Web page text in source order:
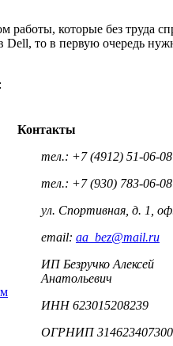
которые без труда
то в первую очередь
Контакты
тел.: +7 (4912) 51-06-08
тел.: +7 (930) 783-06-08
ул. Спортивная, д. 1,
email: aa_bez@mail.ru
ИП Безручко Алексей
Анатольевич
ИНН 623015208239
ОГРНИП